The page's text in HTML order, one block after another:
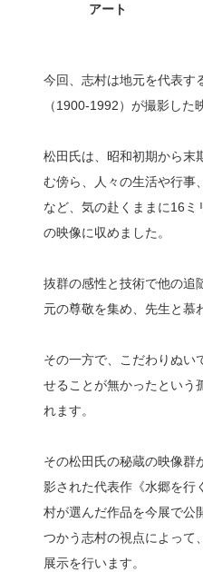
アート
今回、志村は地元を代表す
（1900-1992）が撮影した
松田氏は、昭和初期から末
む傍ら、人々の生活や行事
など、気の赴くままに16
の映像に収めました。
抜群の感性と技術で他の追
元の尊敬を集め、先生と慕
その一方で、こだわりぬい
せることが無かったという
れます。
その松田氏の秘蔵の映像群
影された代表作《水郷を行
村が選んだ作品を今展で公
つかう志村の視点によって
展示を行います。